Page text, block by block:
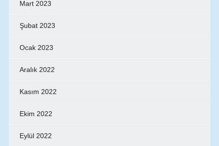
Mart 2023
Şubat 2023
Ocak 2023
Aralık 2022
Kasım 2022
Ekim 2022
Eylül 2022